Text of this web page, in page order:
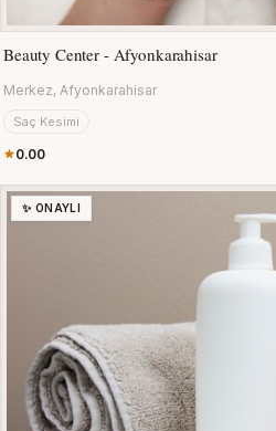
Beauty Center - Afyonkarahisar
Merkez, Afyonkarahisar
Saç Kesimi
0.00
✨ ONAYLI